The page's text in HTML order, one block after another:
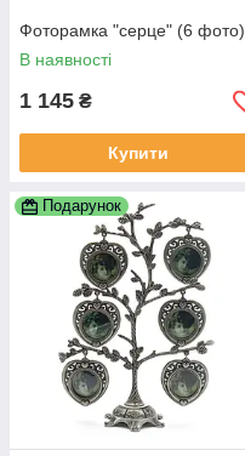
Фоторамка "серце" (6 фото)
В наявності
1 145 ₴
Купити
Подарунок